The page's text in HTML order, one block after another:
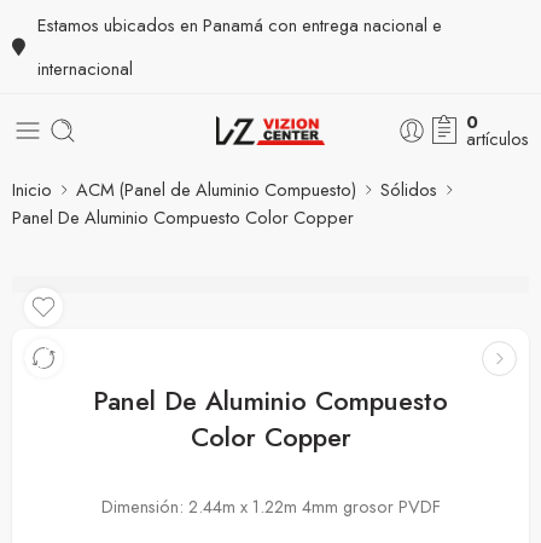
Estamos ubicados en Panamá con entrega nacional e
internacional
0
artículos
Inicio
ACM (Panel de Aluminio Compuesto)
Sólidos
Panel De Aluminio Compuesto Color Copper
Panel De Aluminio Compuesto
Color Copper
Dimensión: 2.44m x 1.22m 4mm grosor PVDF